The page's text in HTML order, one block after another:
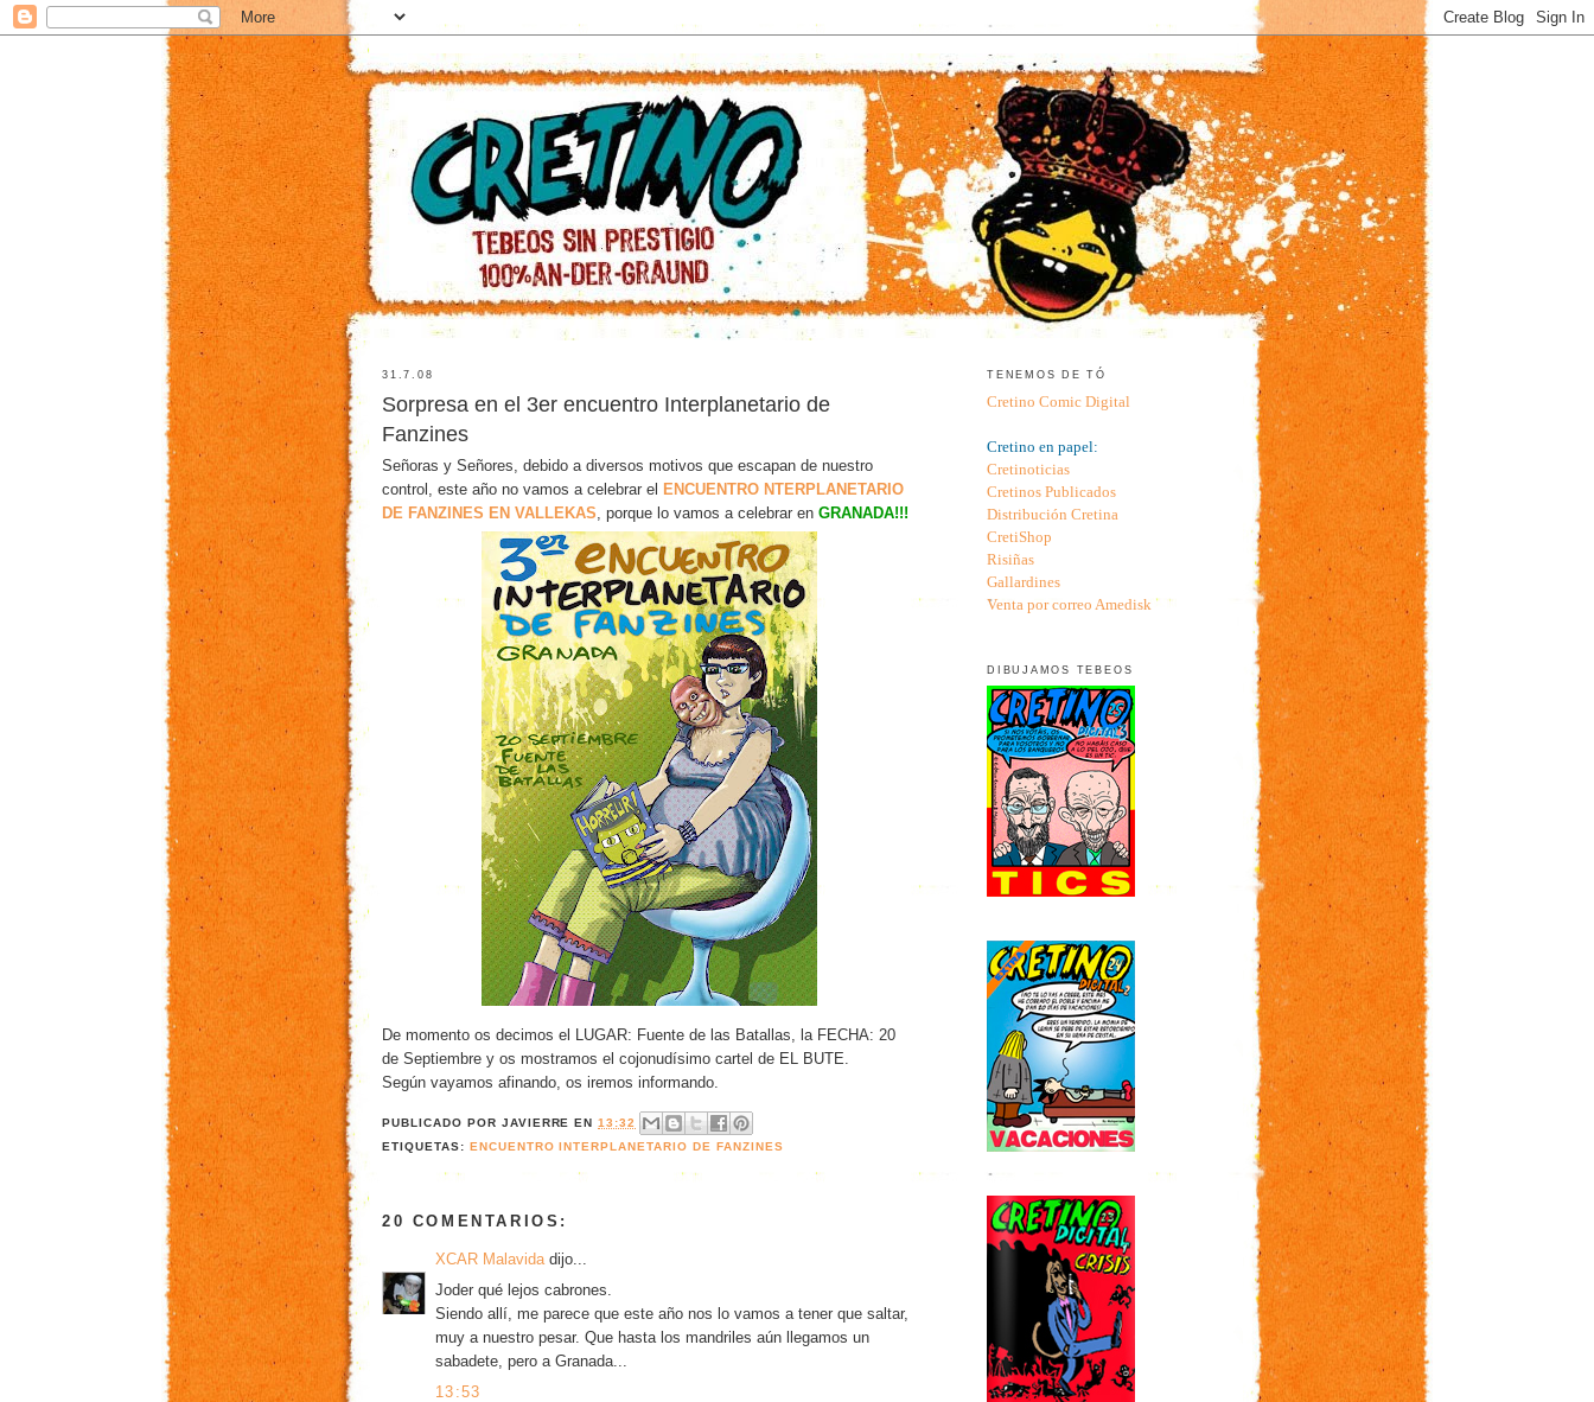
31.7.08
Sorpresa en el 3er encuentro Interplanetario de
Fanzines
Señoras y Señores, debido a diversos motivos que escapan de nuestro
control, este año no vamos a celebrar el ENCUENTRO NTERPLANETARIO
DE FANZINES EN VALLEKAS , porque lo vamos a celebrar en GRANADA!!!
De momento os decimos el LUGAR: Fuente de las Batallas, la FECHA: 20
de Septiembre y os mostramos el cojonudísimo cartel de EL BUTE.
Según vayamos afinando, os iremos informando.
PUBLICADO POR JAVIERRE EN13:32
ETIQUETAS:
ENCUENTRO INTERPLANETARIO DE FANZINES
20 COMENTARIOS:
XCAR Malavida dijo...
Joder qué lejos cabrones.
Siendo allí, me parece que este año nos lo vamos a tener que saltar,
muy a nuestro pesar. Que hasta los mandriles aún llegamos un
sabadete, pero a Granada...
13:53
TENEMOS DE TÓ
Cretino Comic Digital
Cretino en papel:
Cretinoticias
Cretinos Publicados
Distribución Cretina
CretiShop
Risiñas
Gallardines
Venta por correo Amedisk
DIBUJAMOS TEBEOS